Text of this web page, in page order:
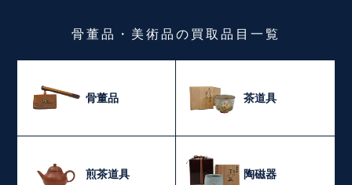
骨董品・美術品の買取品目一覧
骨董品 茶道具
煎茶道具 陶磁器